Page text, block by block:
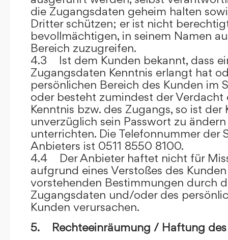
die Zugangsdaten geheim halten
Dritter schützen; er ist nicht
bevollmächtigen, in seinem Namen
Bereich zuzugreifen.
4.3 Ist dem Kunden bekannt, dass
Zugangsdaten Kenntnis erlangt hat
persönlichen Bereich des Kunden im
oder besteht zumindest der Verdacht
Kenntnis bzw. des Zugangs, so ist
unverzüglich sein Passwort zu
unterrichten. Die Telefonnummer der
Anbieters ist 0511 8550 8100.
4.4 Der Anbieter haftet nicht für
aufgrund eines Verstoßes des
vorstehenden Bestimmungen durch
Zugangsdaten und/oder des
Kunden verursachen.
5. Rechteeinräumung / Haftung des